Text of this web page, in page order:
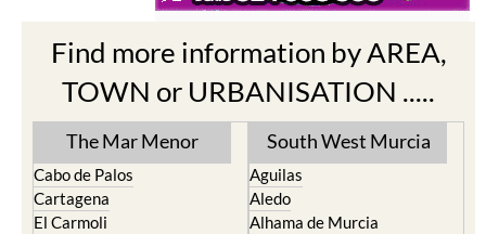
Find more information by AREA,
TOWN or URBANISATION .....
The Mar Menor
Cabo de Palos
Cartagena
El Carmoli
South West Murcia
Aguilas
Aledo
Alhama de Murcia